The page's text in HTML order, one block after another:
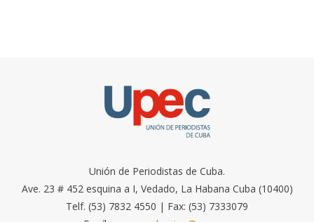
Unión de Periodistas de Cuba.
Ave. 23 # 452 esquina a I, Vedado, La Habana Cuba (10400)
Telf. (53) 7832 4550 | Fax: (53) 7333079